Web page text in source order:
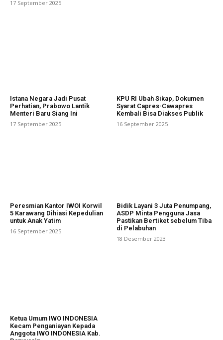
17 September 2025
Istana Negara Jadi Pusat
Perhatian, Prabowo Lantik
Menteri Baru Siang Ini
17 September 2025
KPU RI Ubah Sikap, Dokumen
Syarat Capres-Cawapres
Kembali Bisa Diakses Publik
16 September 2025
Peresmian Kantor IWOI Korwil
5 Karawang Dihiasi Kepedulian
untuk Anak Yatim
16 September 2025
Bidik Layani 3 Juta Penumpang,
ASDP Minta Pengguna Jasa
Pastikan Bertiket sebelum Tiba
di Pelabuhan
18 Desember 2023
Ketua Umum IWO INDONESIA
Kecam Penganiayan Kepada
Anggota IWO INDONESIA Kab.